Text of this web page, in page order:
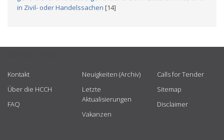
in Zivil- oder Handelssachen [14]
Kontakt
Über die HCCH
FAQ
Neuigkeiten (Archiv)
Letzte
Aktualisierungen
Vakanzen
Calls for Tender
Sitemap
Disclaimer